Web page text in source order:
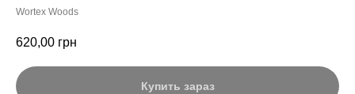
Wortex Woods
620,00 грн
Купить зараз